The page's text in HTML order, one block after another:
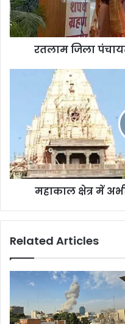
रतलाम जिला
महाकाल क्षेत्र में
Related Articles